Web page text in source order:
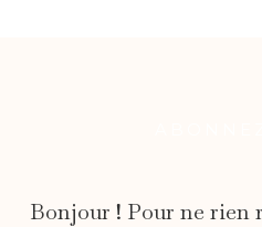
Bonjour ! Pour ne rien